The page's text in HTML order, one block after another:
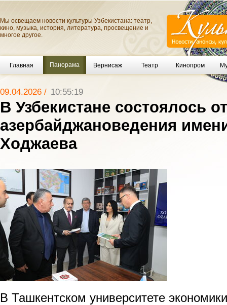
Мы освещаем новости культуры Узбекистана: театр,
кино, музыка, история, литература, просвещение и
многое другое.
Главная Панорама Вернисаж Театр Кинопром
09.04.2026 / 10:55:19
В Узбекистане состоялось
азербайджановедения
Ходжаева
В Ташкентском университете